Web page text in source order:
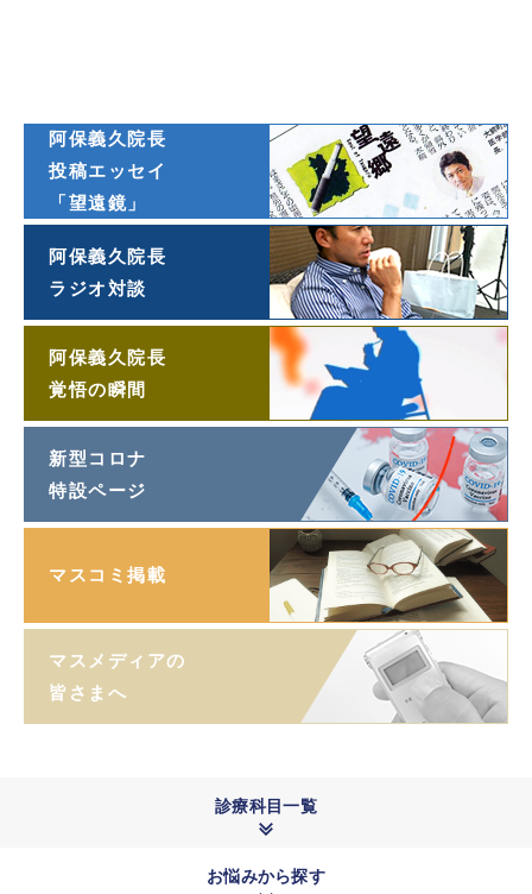
阿保義久院長
投稿エッセイ
「望遠鏡」
阿保義久院長
ラジオ対談
阿保義久院長
覚悟の瞬間
新型コロナ
特設ページ
マスコミ掲載
マスメディアの
皆さまへ
診療科目一覧
お悩みから探す